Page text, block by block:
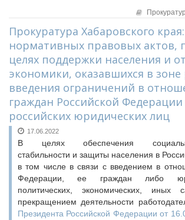
Прокуратура Хабаровского
нормативных правовых актов,
целях поддержки населения и
экономики, оказавшихся в зоне
введения ограничений в
граждан Российской Федерации
российских юридических лиц
17.06.2022
В целях обеспечения социально-
стабильности и защиты населения в
в том числе в связи с введением в
Федерации, ее граждан либо
политических, экономических,
прекращением деятельности
Президента Российской Федерации от